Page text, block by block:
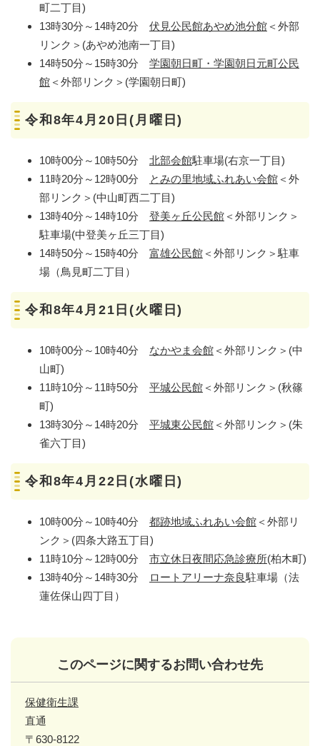
町二丁目)
13時30分～14時20分 伏見公民館あやめ池分館 ＜外部
リンク＞ (あやめ池南一丁目)
14時50分～15時30分 学園朝日町・学園朝日元町公民
館 ＜外部リンク＞ (学園朝日町)
令和8年4月20日(月曜日)
10時00分～10時50分 北部会館駐車場(右京一丁目)
11時20分～12時00分
とみの里地域ふれあい会館 ＜外
部リンク＞ (中山町西二丁目)
13時40分～14時10分 登美ヶ丘公民館 ＜外部リンク＞
駐車場(中登美ヶ丘三丁目)
14時50分～15時40分 富雄公民館 ＜外部リンク＞ 駐車
場（鳥見町二丁目）
令和8年4月21日(火曜日)
10時00分～10時40分 なかやま会館 ＜外部リンク＞ (中
山町)
11時10分～11時50分 平城公民館 ＜外部リンク＞ (秋篠
町)
13時30分～14時20分 平城東公民館 ＜外部リンク＞ (朱
雀六丁目)
令和8年4月22日(水曜日)
10時00分～10時40分 都跡地域ふれあい会館 ＜外部リ
ンク＞ (四条大路五丁目)
11時10分～12時00分 市立休日夜間応急診療所(柏木町)
13時40分～14時30分
ロートアリーナ奈良駐車場（法
蓮佐保山四丁目）
このページに関するお問い合わせ先
保健衛生課
直通
〒630-8122